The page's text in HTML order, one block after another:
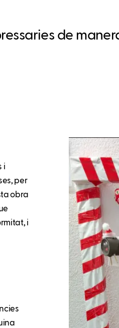
de
i
per
obra
i